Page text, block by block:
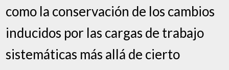
como la conservación de los cambios
inducidos por las cargas de trabajo
sistemáticas más allá de cierto